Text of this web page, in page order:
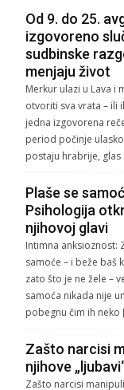
Od 9. do 25.
izgovoreno
sudbinske
menjaju život
Merkur ulazi u Lava i
otvoriti sva vrata – ili
jedna izgovorena
period počinje
postaju hrabrije, glas
Plaše se
Psihologija
njihovoj glavi
Intimna anksioznost:
samoće – i beže baš
zato što je ne žele –
samoća nikada nije
pobegnu čim ih neko
Zašto narcisi
njihove
Zašto narcisi